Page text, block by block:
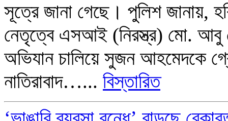
সূত্রে জানা গেছে। পুলিশ জানায়,
নেতৃত্বে এসআই (নিরস্ত্র) মো. আবু
অভিযান চালিয়ে সুজন আহমেদকে
নাতিরাবাদ…... বিস্তারিত